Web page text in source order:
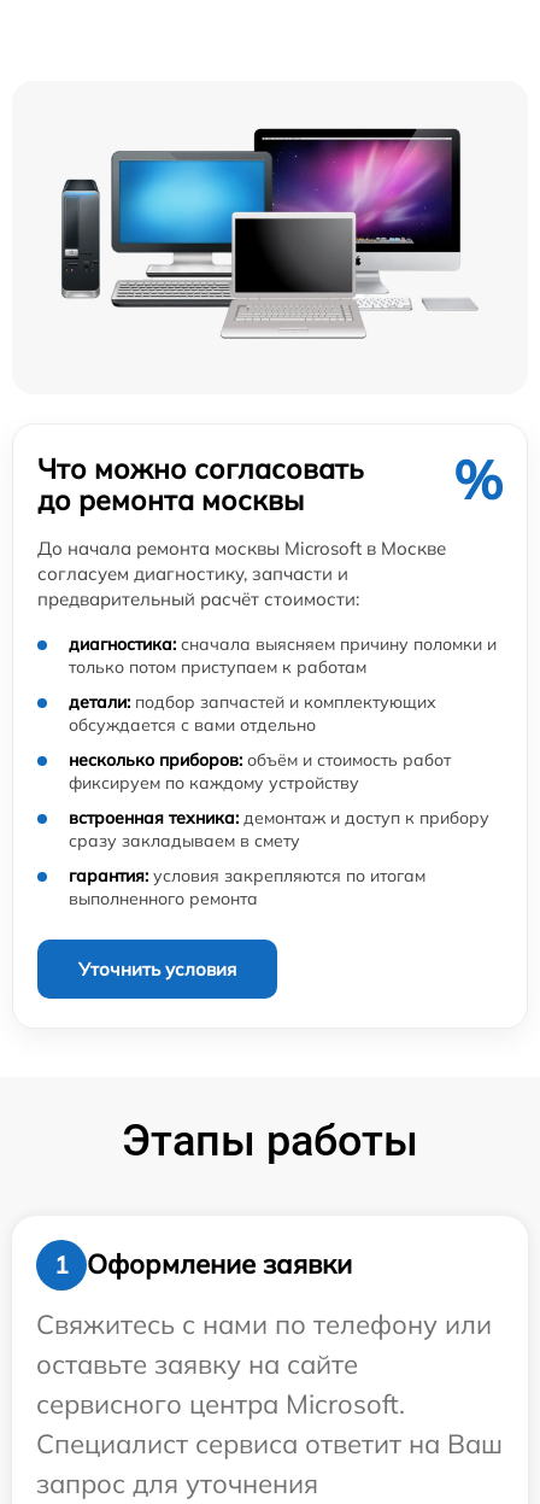
Что можно согласовать
до ремонта москвы
%
До начала ремонта москвы Microsoft в Москве
согласуем диагностику, запчасти и
предварительный расчёт стоимости:
диагностика: сначала выясняем причину поломки и
только потом приступаем к работам
детали: подбор запчастей и комплектующих
обсуждается с вами отдельно
несколько приборов: объём и стоимость работ
фиксируем по каждому устройству
встроенная техника: демонтаж и доступ к прибору
сразу закладываем в смету
гарантия: условия закрепляются по итогам
выполненного ремонта
Уточнить условия
Этапы работы
1
Оформление заявки
Свяжитесь с нами по телефону или
оставьте заявку на сайте
сервисного центра Microsoft.
Специалист сервиса ответит на Ваш
запрос для уточнения